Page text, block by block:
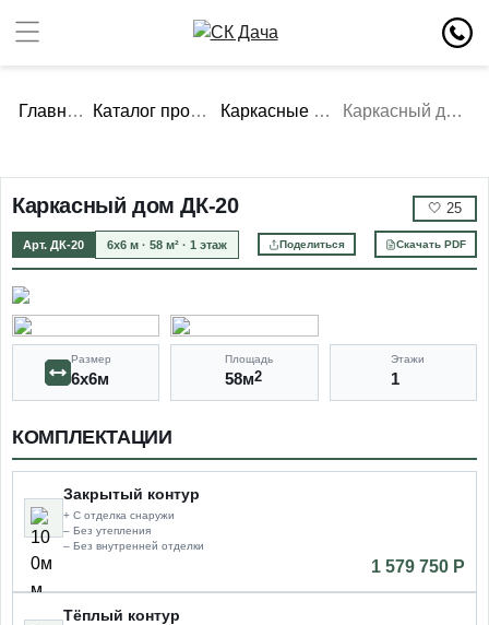
Главная Каталог проектов Каркасные дома Каркасный дом ДК-20
Каркасный дом ДК-20 🤍 25
Арт. ДК-20 6х6 м · 58 м² · 1 этаж Поделиться Скачать PDF
Размер
6х6м
Площадь
58м2
Этажи
1
КОМПЛЕКТАЦИИ
Закрытый контур
+ С отделка снаружи
– Без утепления
– Без внутренней отделки
1 579 750 P
Тёплый контур